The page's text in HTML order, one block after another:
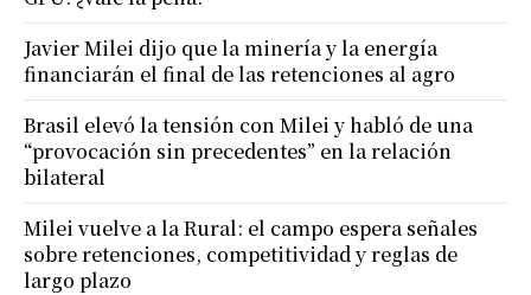
Javier Milei dijo que la minería y la energía
financiarán el final de las retenciones al agro
Brasil elevó la tensión con Milei y habló de una
“provocación sin precedentes” en la relación
bilateral
Milei vuelve a la Rural: el campo espera señales
sobre retenciones, competitividad y reglas de
largo plazo